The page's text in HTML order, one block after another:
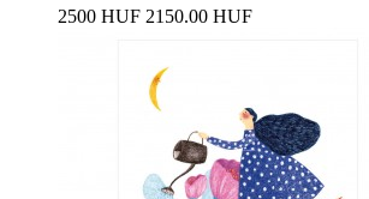
2500 HUF 2150.00 HUF